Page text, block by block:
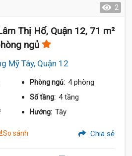
2
Thị Hố, Quận 12, 71 m²
ngủ
Mỹ Tây, Quận 12
Phòng ngủ: 4 phòng
Số tầng: 4 tầng
Hướng: Tây
So sánh Chia sẻ